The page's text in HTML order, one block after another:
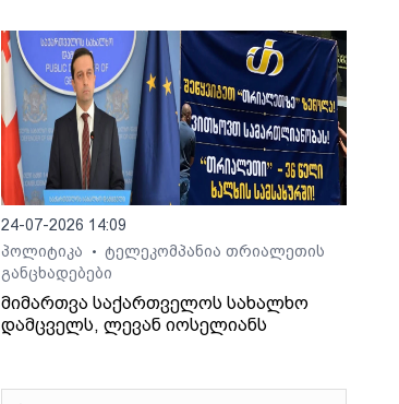
24-07-2026 14:09
პოლიტიკა
•
ტელეკომპანია თრიალეთის
განცხადებები
მიმართვა საქართველოს სახალხო
დამცველს, ლევან იოსელიანს